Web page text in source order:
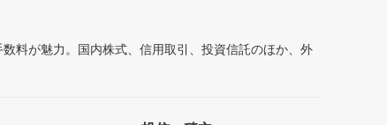
料が魅力。国内株式、信用取引、投資信託のほか、外